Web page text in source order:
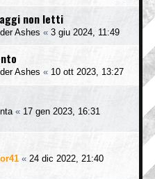
non letti
Ashes « 3 giu 2024, 11:49
Ashes « 10 ott 2023, 13:27
« 17 gen 2023, 16:31
« 24 dic 2022, 21:40